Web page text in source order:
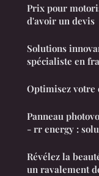
Prix pour
d'avoir un devis
Solutions
spécialiste en
Optimisez votre
Panneau
- rr energy :
Révélez la
un ravalement